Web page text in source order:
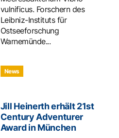
vulnificus. Forschern des
Leibniz-Instituts für
Ostseeforschung
Warnemünde...
News
Jill Heinerth erhält 21st
Century Adventurer
Award in München